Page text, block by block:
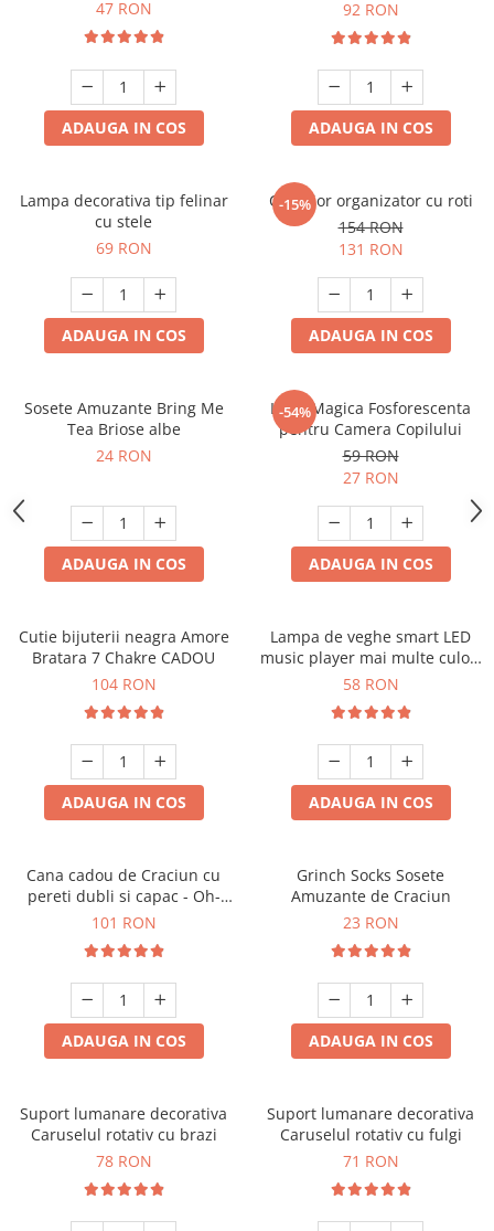
47 RON
ADAUGA IN COS
92 RON
ADAUGA IN COS
Lampa decorativa tip felinar
cu stele
69 RON
ADAUGA IN COS
-15%
Carucior organizator cu roti
154 RON
131 RON
ADAUGA IN COS
Sosete Amuzante Bring Me
Tea Briose albe
24 RON
ADAUGA IN COS
-54%
Luna Magica Fosforescenta
pentru Camera Copilului
59 RON
27 RON
ADAUGA IN COS
Cutie bijuterii neagra Amore
Bratara 7 Chakre CADOU
104 RON
ADAUGA IN COS
Lampa de veghe smart LED
music player mai multe culori
touch control handsfree
58 RON
ADAUGA IN COS
Cana cadou de Craciun cu
pereti dubli si capac - Oh-
Brad-frumos
101 RON
ADAUGA IN COS
Grinch Socks Sosete
Amuzante de Craciun
23 RON
ADAUGA IN COS
Suport lumanare decorativa
Caruselul rotativ cu brazi
78 RON
Suport lumanare decorativa
Caruselul rotativ cu fulgi
71 RON